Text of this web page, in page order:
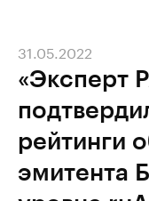
«Эксперт
рейтинги
эмитента
31.05.2022